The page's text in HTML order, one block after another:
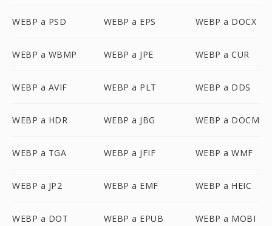
WEBP a PSD WEBP a EPS WEBP a DOCX
WEBP a WBMP WEBP a JPE WEBP a CUR
WEBP a AVIF WEBP a PLT WEBP a DDS
WEBP a HDR WEBP a JBG WEBP a DOCM
WEBP a TGA WEBP a JFIF WEBP a WMF
WEBP a JP2 WEBP a EMF WEBP a HEIC
WEBP a DOT WEBP a EPUB WEBP a MOBI